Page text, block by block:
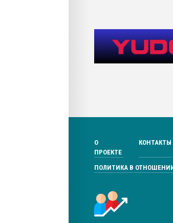
О
ПРОЕКТЕ
КОНТАКТЫ
ПОЛИТИКА В ОТНОШЕНИИ